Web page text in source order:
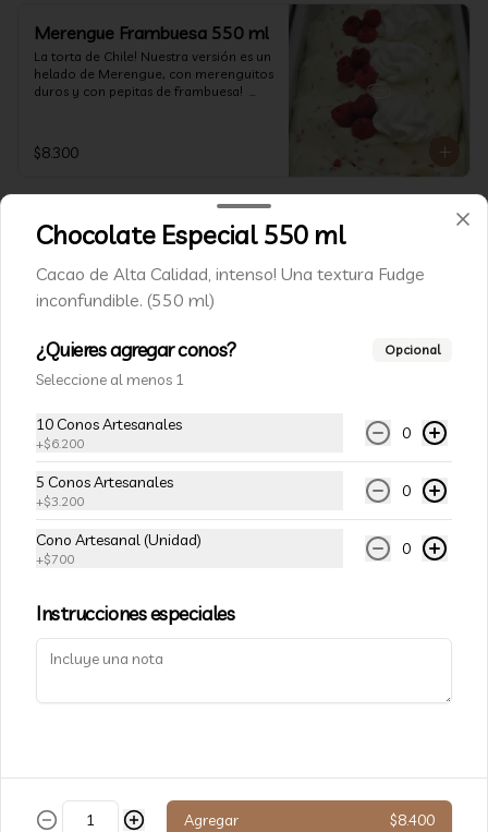
Merengue Frambuesa 550 ml
La torta de Chile! Nuestra versión es un
helado de Merengue, con merenguitos
duros y con pepitas de frambuesa!
$8.300
Conócenos
ESTAMOS EN:
🍦 Av. Providencia 1467, Providencia. Chile 🇨🇱
Términos y condiciones
Política de privacidad
Redes sociales
Instagram
Facebook
Mi cuenta
Iniciar sesión
Chocolate Especial 550 ml
Cacao de Alta Calidad, intenso! Una textura Fudge
inconfundible. (550 ml)
¿Quieres agregar conos? Opcional
Seleccione al menos 1
10 Conos Artesanales
+$6.200
0
5 Conos Artesanales
+$3.200
0
Cono Artesanal (Unidad)
+$700
0
Instrucciones especiales
Agregar $8.400